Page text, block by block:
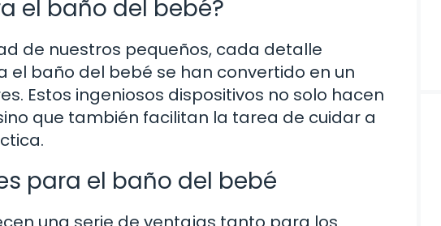
el baño del bebé?
de nuestros pequeños, cada detalle
el baño del bebé se han convertido en un
Estos ingeniosos dispositivos no solo hacen
que también facilitan la tarea de cuidar a
para el baño del bebé